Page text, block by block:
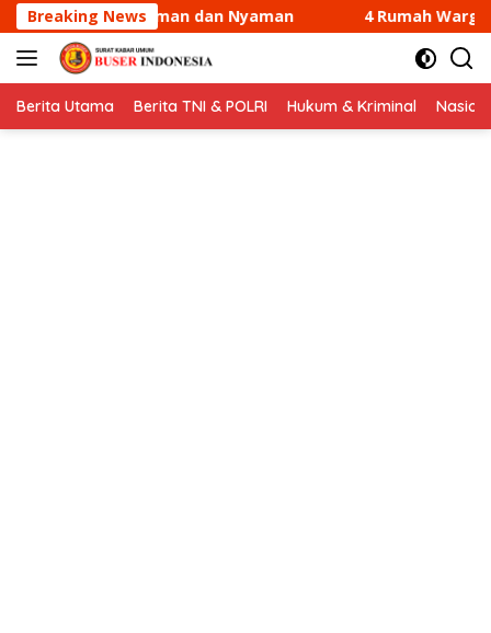
Langsung
ke
konten
Breaking News4 Rumah Warga di Sungai Guntung Kateman
Berita Utama Berita TNI & POLRI Hukum & Kriminal